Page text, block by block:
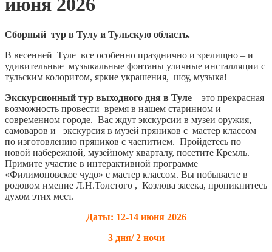
июня 2026
Сборный тур в Тулу и Тульскую область.
В весенней Туле все особенно празднично и зрелищно – и
удивительные музыкальные фонтаны уличные инсталляции с
тульским колоритом, яркие украшения, шоу, музыка!
Экскурсионный тур выходного дня в Туле – это прекрасная
возможность провести время в нашем старинном и
современном городе. Вас ждут экскурсии в музеи оружия,
самоваров и экскурсия в музей пряников с мастер классом
по изготовлению пряников с чаепитием. Пройдетесь по
новой набережной, музейному кварталу, посетите Кремль.
Примите участие в интерактивной программе
«Филимоновское чудо» с мастер классом. Вы побываете в
родовом имение Л.Н.Толстого , Козлова засека, проникнитесь
духом этих мест.
Даты: 12-14 июня 2026
3 дня/ 2 ночи